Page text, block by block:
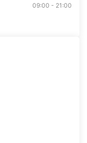
09:00 - 21:00